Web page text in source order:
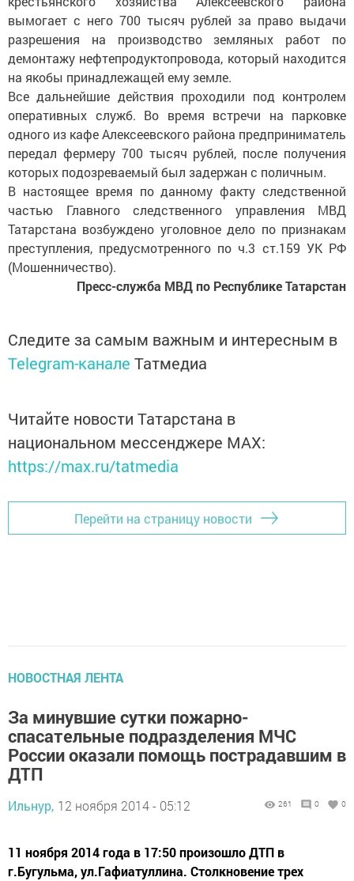
вымогает с него 700 тысяч рублей за право выдачи
разрешения на производство земляных работ по
демонтажу нефтепродуктопровода, который находится
на якобы принадлежащей ему земле.
Все дальнейшие действия проходили под контролем
оперативных служб. Во время встречи на парковке
одного из кафе Алексеевского района предприниматель
передал фермеру 700 тысяч рублей, после получения
которых подозреваемый был задержан с поличным.
В настоящее время по данному факту следственной
частью Главного следственного управления МВД
Татарстана возбуждено уголовное дело по признакам
преступления, предусмотренного по ч.3 ст.159 УК РФ
(Мошенничество).
Пресс-служба МВД по Республике Татарстан
Следите за самым важным и интересным в
Telegram-канале Татмедиа
Читайте новости Татарстана в
национальном мессенджере MАХ:
https://max.ru/tatmedia
Перейти на страницу новости
НОВОСТНАЯ ЛЕНТА
За минувшие сутки пожарно-
спасательные подразделения МЧС
России оказали помощь пострадавшим в
ДТП
Ильнур, 12 ноября 2014 - 05:12 261 0 0
11 ноября 2014 года в 17:50 произошло ДТП в
г.Бугульма, ул.Гафиатуллина. Столкновение трех